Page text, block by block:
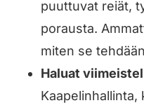
puuttuvat reiät,
porausta.
miten se
Haluat
Kaapelinhallinta,